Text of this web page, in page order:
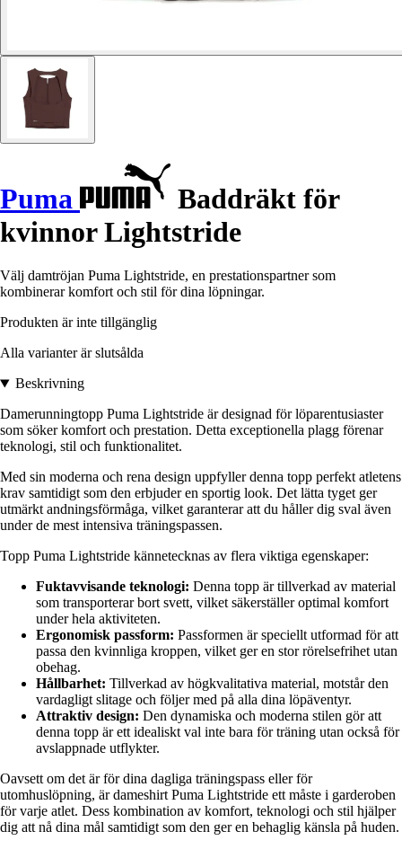
Puma
Baddräkt för
kvinnor Lightstride
Välj damtröjan Puma Lightstride, en prestationspartner som
kombinerar komfort och stil för dina löpningar.
Produkten är inte tillgänglig
Alla varianter är slutsålda
Beskrivning
Damerunningtopp Puma Lightstride är designad för löparentusiaster
som söker komfort och prestation. Detta exceptionella plagg förenar
teknologi, stil och funktionalitet.
Med sin moderna och rena design uppfyller denna topp perfekt atletens
krav samtidigt som den erbjuder en sportig look. Det lätta tyget ger
utmärkt andningsförmåga, vilket garanterar att du håller dig sval även
under de mest intensiva träningspassen.
Topp Puma Lightstride kännetecknas av flera viktiga egenskaper:
Fuktavvisande teknologi: Denna topp är tillverkad av material
som transporterar bort svett, vilket säkerställer optimal komfort
under hela aktiviteten.
Ergonomisk passform: Passformen är speciellt utformad för att
passa den kvinnliga kroppen, vilket ger en stor rörelsefrihet utan
obehag.
Hållbarhet: Tillverkad av högkvalitativa material, motstår den
vardagligt slitage och följer med på alla dina löpäventyr.
Attraktiv design: Den dynamiska och moderna stilen gör att
denna topp är ett idealiskt val inte bara för träning utan också för
avslappnade utflykter.
Oavsett om det är för dina dagliga träningspass eller för
utomhuslöpning, är dameshirt Puma Lightstride ett måste i garderoben
för varje atlet. Dess kombination av komfort, teknologi och stil hjälper
dig att nå dina mål samtidigt som den ger en behaglig känsla på huden.